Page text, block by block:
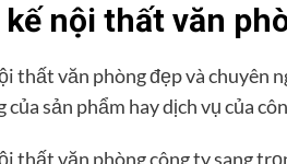
nội thất văn
thất văn phòng đẹp và chuyên
sản phẩm hay dịch vụ của
thất văn phòng công ty sang